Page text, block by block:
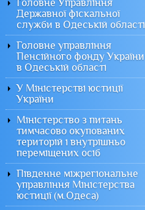
Головне Управління
Державної фіскальної
служби в Одеській області
Головне управління
Пенсійного фонду України
в Одеській області
У Міністерстві юстиції
України
Міністерство з питань
тимчасово окупованих
територій і внутрішньо
переміщених осіб
Південне міжрегіональне
управління Міністерства
юстиції (м.Одеса)